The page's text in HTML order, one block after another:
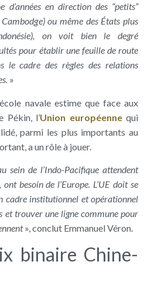
d’années en direction des “petits”
Cambodge) ou même des États plus
on voit bien le degré
pour établir une feuille de route
le cadre des règles des relations
»
navale estime que face aux
Pékin, l’Union européennequi
parmi les plus importants au
a un rôle à jouer.
sein de l’Indo-Pacifique attendent
besoin de l’Europe. L’UE doit se
cadre institutionnel et opérationnel
et trouver une ligne commune pour
», conclut Emmanuel Véron.
binaire Chine-